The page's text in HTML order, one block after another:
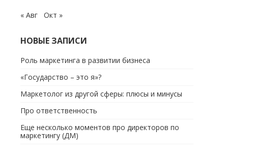
« Авг Окт »
НОВЫЕ ЗАПИСИ
Роль маркетинга в развитии бизнеса
«Государство – это я»?
Маркетолог из другой сферы: плюсы и минусы
Про ответственность
Еще несколько моментов про директоров по
маркетингу (ДМ)